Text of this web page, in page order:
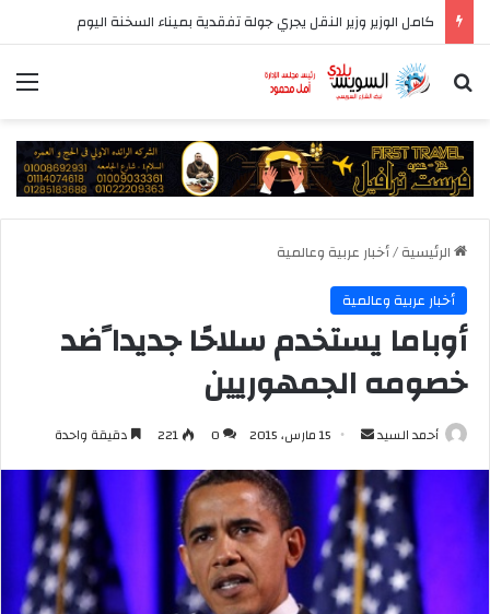
كامل الوزير وزير النقل يجري جولة تفقدية بميناء السخنة اليوم
بحث عن
الرئيسية/أخبار عربية وعالمية
أخبار عربية وعالمية
أوباما يستخدم سلاحًا جديدا ًضد
خصومه الجمهوريين
أحمد السيد
أرسل
إلكترونيا
15 مارس، 2015 0
221 دقيقة واحدة